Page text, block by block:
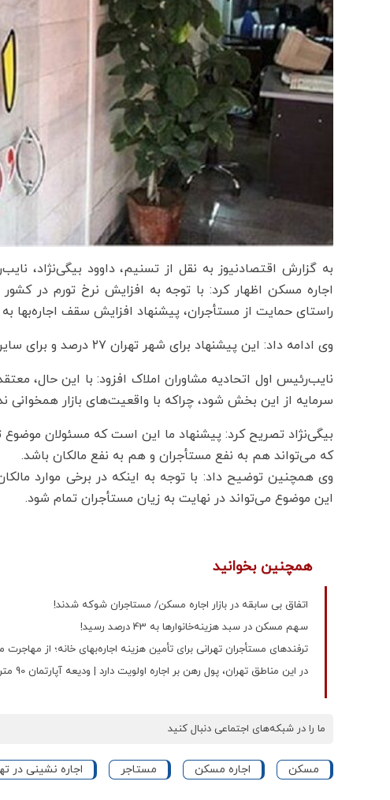
به گزارش اقتصادنیوز به نقل از تسنیم، داوود بیگی‌نژاد،
اجاره مسکن اظهار کرد: با توجه به افزایش نرخ تورم در کشور
راستای حمایت از مستأجران، پیشنهاد افزایش سقف اجاره‌بها
وی ادامه داد: این پیشنهاد برای شهر تهران ۲۷ درصد و برای سایر شهرها ۲۳ درصد تعیین شده است.
نایب‌رئیس اول اتحادیه مشاوران املاک افزود: با این حال،
سرمایه از این بخش شود، چراکه با واقعیت‌های بازار همخوانی
بیگی‌نژاد تصریح کرد: پیشنهاد ما این است که مسئولان موضوع
که می‌تواند هم به نفع مستأجران و هم به نفع مالکان باشد.
وی همچنین توضیح داد: با توجه به اینکه در برخی موارد
این موضوع می‌تواند در نهایت به زیان مستأجران تمام شود.
همچنین بخوانید
اتفاق بی سابقه در بازار اجاره مسکن/ مستاجران شوکه شدند!
سهم مسکن در سبد هزینه‌خانوارها به 43 درصد رسید!
ترفندهای مستأجران تهرانی برای تأمین هزینه اجاره‌بهای خانه؛ از
در این مناطق تهران، پول رهن بر اجاره اولویت دارد | ودیعه آپارتمان 90 متری 5‌ سال‌ساخت چقدر است؟
ما را در شبکه‌های اجتماعی دنبال کنید
مسکن اجاره مسکن مستاجر اجاره نشینی در